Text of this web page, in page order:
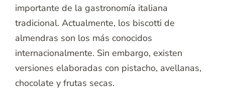
importante de la gastronomía italiana
tradicional. Actualmente, los biscotti de
almendras son los más conocidos
internacionalmente. Sin embargo, existen
versiones elaboradas con pistacho, avellanas,
chocolate y frutas secas.